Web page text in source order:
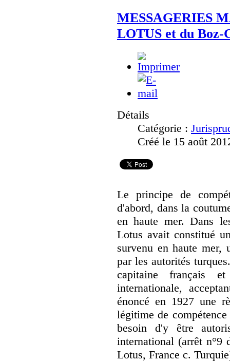
MESSAGERIES
LOTUS et du Boz-
Détails
Catégorie :
Créé le 15 août
Le principe de
d'abord, dans la
en haute mer. Dans
Lotus avait constitué
survenu en haute mer,
par les autorités
capitaine français
internationale,
énoncé en 1927 une
légitime de
besoin d'y être
international (arrêt n°9
Lotus, France c.